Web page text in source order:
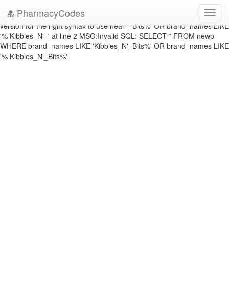
DATABASE ERROR: ERRNO: 1064 ERROR: You have an error in your
SQL syntax; check the manual that corresponds to your MySQL server
version for the right syntax to use near '_Bits%' OR brand_names LIKE
'% Kibbles_N'_' at line 2 MSG:Invalid SQL: SELECT * FROM newp
WHERE brand_names LIKE 'Kibbles_N'_Bits%' OR brand_names LIKE
'% Kibbles_N'_Bits%'
PharmacyCodes